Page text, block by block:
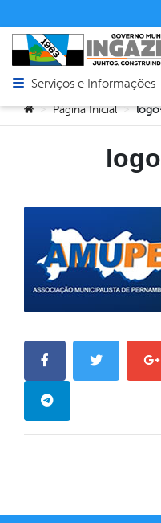
Abrir menu principal de
Serviços e Informações
Você está aqui:
> Página Inicial >